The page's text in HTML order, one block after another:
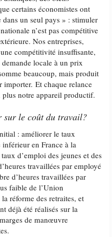
certains économistes ont
un seul pays » : stimuler
n’est pas compétitive
Nos entreprises,
compétitivité insuffisante,
locale à un prix
beaucoup, mais produit
importer. Et chaque relance
plus notre appareil productif.
sur le coût du travail?
: améliorer le taux
en France à la
d’emploi des jeunes et des
travaillées par employé
d’heures travaillées par
faible de l’Union
réforme des retraites, et
déjà été réalisés sur la
de manœuvre